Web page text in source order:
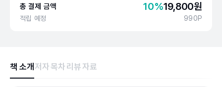
총 결제 금액 10%19,800원
적립 예정 990P
책 소개 저자목차 리뷰 자료